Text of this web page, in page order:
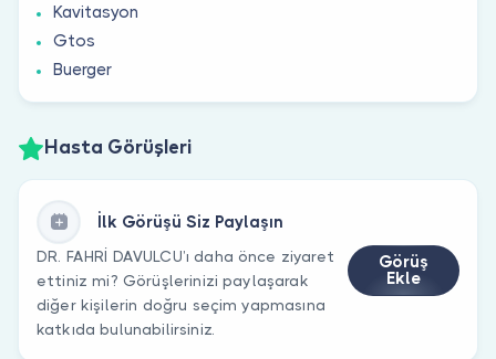
Kavitasyon
Gtos
Buerger
Hasta Görüşleri
İlk Görüşü Siz Paylaşın
DR. FAHRİ DAVULCU’ı daha önce ziyaret
ettiniz mi? Görüşlerinizi paylaşarak
diğer kişilerin doğru seçim yapmasına
katkıda bulunabilirsiniz.
Görüş
Ekle